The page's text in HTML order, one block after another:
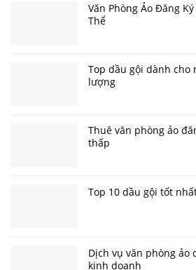
Văn Phòng Ảo Đăng
Thể
Top dầu gội dành cho
lượng
Thuê văn phòng ảo
thấp
Top 10 dầu gội tốt
Dịch vụ văn phòng ảo
kinh doanh